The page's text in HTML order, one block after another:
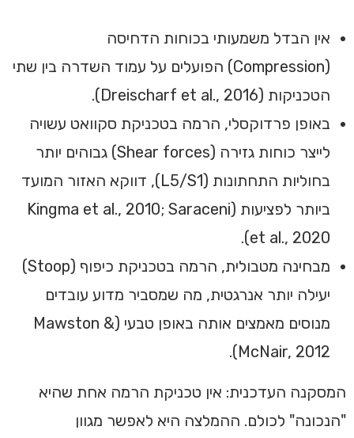
אין הבדל משמעותי בכוחות הדחיסה
(Compression) הפועלים על עמוד השדרה בין שתי
הטכניקות (Dreischarf et al., 2016).
באופן פרדוקסלי, הרמה בטכניקת סקוואט עשויה
לייצר כוחות גזירה (Shear forces) גבוהים יותר
בחוליות התחתונות (L5/S1), דווקא האזור המועד
ביותר לפציעות (Kingma et al., 2010; Saraceni
et al., 2020).
מבחינה מטבולית, הרמה בטכניקת כיפוף (Stoop)
יעילה יותר אנרגטית, מה שמסביר מדוע עובדים
מנוסים מאמצים אותה באופן טבעי (Mawston &
McNair, 2012).
המסקנה העדכנית: אין טכניקת הרמה אחת שהיא
"הנכונה" לכולם. ההמלצה היא לאפשר מגוון